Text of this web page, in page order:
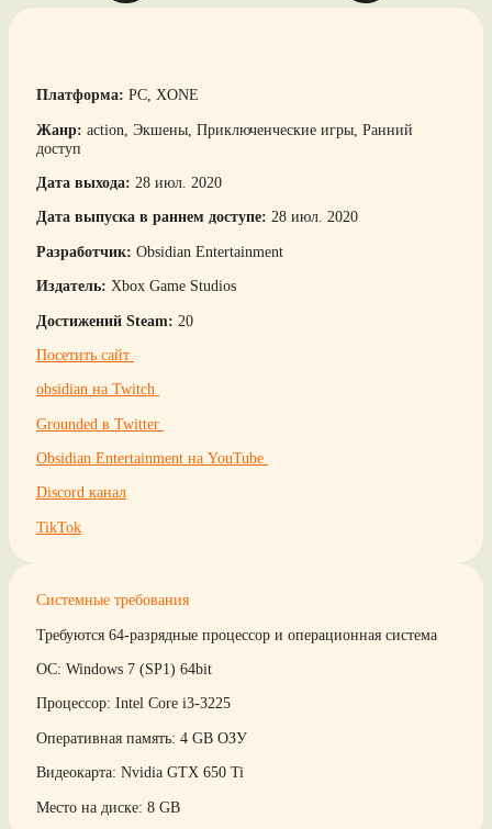
Платформа: PC, XONE
Жанр: action, Экшены, Приключенческие игры, Ранний
доступ
Дата выхода: 28 июл. 2020
Дата выпуска в раннем доступе: 28 июл. 2020
Разработчик: Obsidian Entertainment
Издатель: Xbox Game Studios
Достижений Steam: 20
Посетить сайт
obsidian на Twitch
Grounded в Twitter
Obsidian Entertainment на YouTube
Discord канал
TikTok
Системные требования
Требуются 64-разрядные процессор и операционная система
ОС: Windows 7 (SP1) 64bit
Процессор: Intel Core i3-3225
Оперативная память: 4 GB ОЗУ
Видеокарта: Nvidia GTX 650 Ti
Место на диске: 8 GB